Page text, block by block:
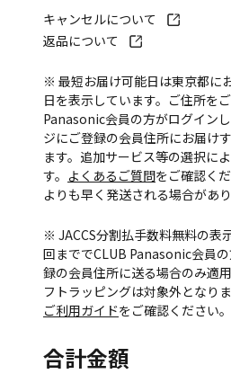
キャンセルについて
返品について
※ 最短お届け可能日は東京都に
日を表示しています。ご住所を
Panasonic会員の方がログイン
ジにご登録の会員住所にお届け
ます。追加サービス等の選択に
す。 よくあるご質問をご確認く
よりも早く発送される場合があり
※ JACCS分割払手数料無料の表
回まででCLUB Panasonic会員
録の会員住所に送る場合のみ適
フトラッピングは対象外となり
ご利用ガイドをご確認ください。
合計金額